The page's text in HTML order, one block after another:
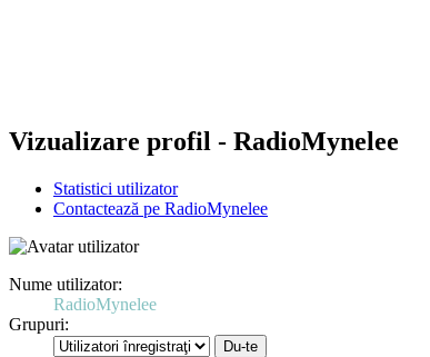
Vizualizare profil - RadioMynelee
Statistici utilizator
Contactează pe RadioMynelee
Nume utilizator:
RadioMynelee
Grupuri: